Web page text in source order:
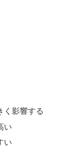
く影響する
い
い